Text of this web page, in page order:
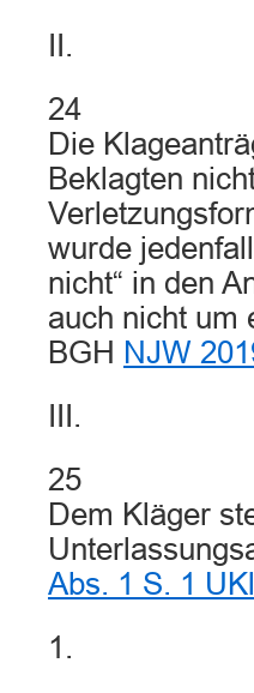
II.
24
Die
Beklagten
wurde
nicht“ in den
auch nicht um
BGH NJW
III.
25
Dem Kläger
Abs. 1 S. 1
1.